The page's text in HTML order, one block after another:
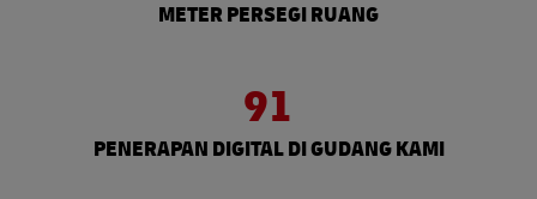
METER PERSEGI RUANG
91
PENERAPAN DIGITAL DI GUDANG KAMI